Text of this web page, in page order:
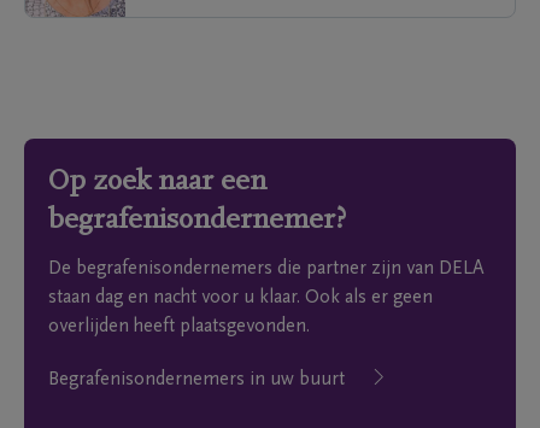
Op zoek naar een
begrafenisondernemer?
De begrafenisondernemers die partner zijn van DELA
staan dag en nacht voor u klaar. Ook als er geen
overlijden heeft plaatsgevonden.
Begrafenisondernemers in uw buurt